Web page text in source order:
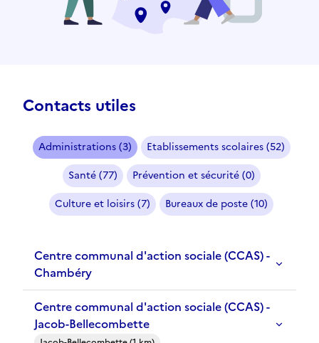
Contacts utiles
Administrations (3)
Etablissements scolaires (52)
Santé (77)
Prévention et sécurité (0)
Culture et loisirs (7)
Bureaux de poste (10)
Centre communal d'action sociale (CCAS) -
Chambéry
Centre communal d'action sociale (CCAS) -
Jacob-Bellecombette